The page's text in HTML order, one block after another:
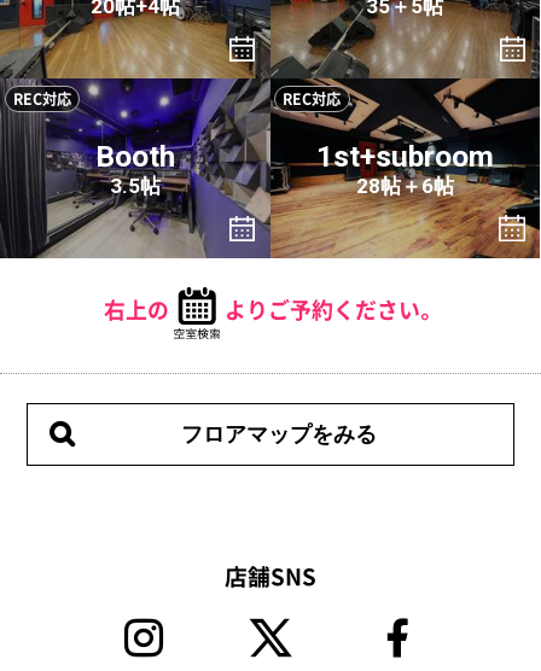
20帖+4帖 35＋5帖
REC対応
Booth
3.5帖
REC対応
1st+subroom
28帖＋6帖
右上の よりご予約ください。
フロアマップをみる
店舗SNS